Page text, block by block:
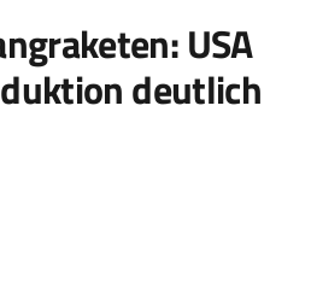
USA
deutlich